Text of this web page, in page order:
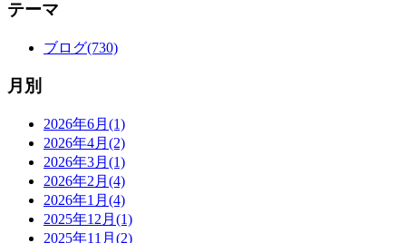
テーマ
ブログ(730)
月別
2026年6月(1)
2026年4月(2)
2026年3月(1)
2026年2月(4)
2026年1月(4)
2025年12月(1)
2025年11月(2)